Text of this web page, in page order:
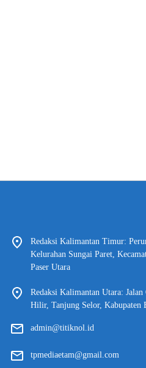
Redaksi Kalimantan Timur:
Kelurahan Sungai Paret,
Paser Utara
Redaksi Kalimantan Utara:
Hilir, Tanjung Selor, Kabupaten
admin@titiknol.id
tpmediaetam@gmail.com